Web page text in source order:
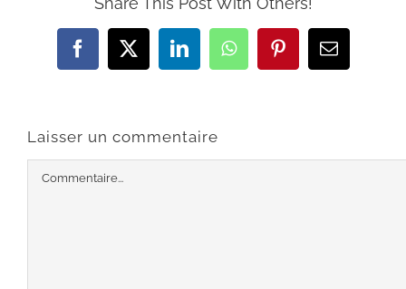
Facebook
X LinkedInWhatsAppPinterestEmail
Laisser un commentaire
Commentaire